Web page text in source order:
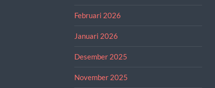
Februari 2026
Januari 2026
Desember 2025
November 2025